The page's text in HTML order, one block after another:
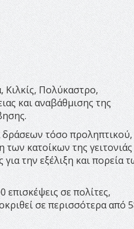
Κιλκίς, Πολύκαστρο,
και αναβάθμισης της
δράσεων τόσο προληπτικού,
κατοίκων της γειτονιάς
την εξέλιξη και πορεία
σε πολίτες,
σε περισσότερα από